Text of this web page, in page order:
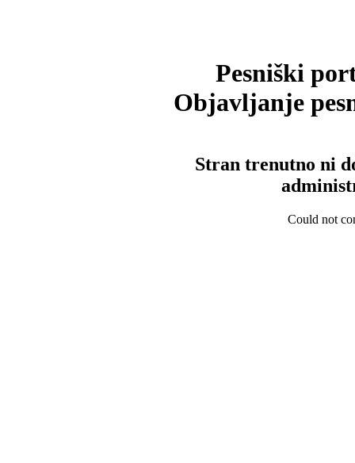
Pesniški
Objavljanje
Stran trenutno ni
Could not